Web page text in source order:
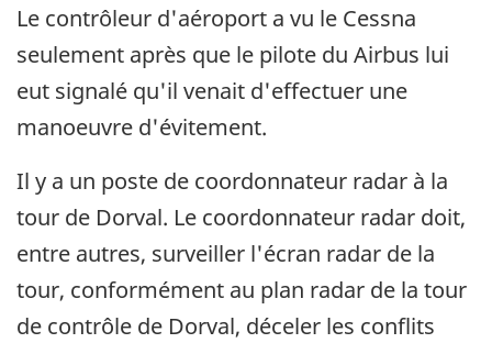
Le contrôleur d'aéroport a vu le Cessna
seulement après que le pilote du Airbus lui
eut signalé qu'il venait d'effectuer une
manoeuvre d'évitement.
Il y a un poste de coordonnateur radar à la
tour de Dorval. Le coordonnateur radar doit,
entre autres, surveiller l'écran radar de la
tour, conformément au plan radar de la tour
de contrôle de Dorval, déceler les conflits